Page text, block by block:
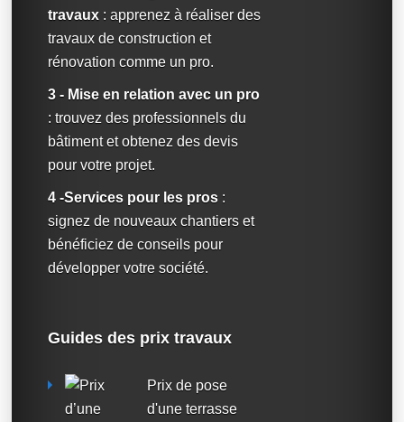
travaux : apprenez à réaliser des
travaux de construction et
rénovation comme un pro.
3 - Mise en relation avec un pro
: trouvez des professionnels du
bâtiment et obtenez des devis
pour votre projet.
4 -Services pour les pros :
signez de nouveaux chantiers et
bénéficiez de conseils pour
développer votre société.
Guides des prix travaux
Prix de pose
d'une terrasse